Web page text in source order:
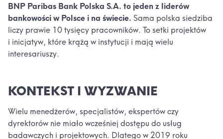
BNP Paribas Bank Polska S.A. to jeden z liderów
bankowości w Polsce i na świecie. Sama polska siedziba
liczy prawie 10 tysięcy pracowników. To setki projektów
i inicjatyw, które krążą w instytucji i mają wielu
interesariuszy.
KONTEKST I WYZWANIE
Wielu menedżerów, specjalistów, ekspertów czy
dyrektorów nie miało wcześniej dostępu do usług
badawczych i projektowych. Dlatego w 2019 roku